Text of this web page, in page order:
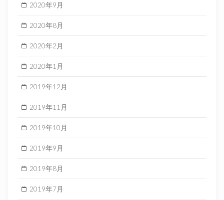
2020年9月
2020年8月
2020年2月
2020年1月
2019年12月
2019年11月
2019年10月
2019年9月
2019年8月
2019年7月